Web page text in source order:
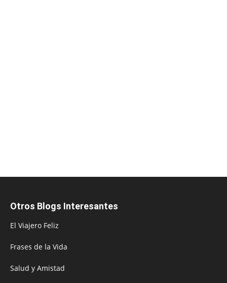
Otros Blogs Interesantes
El Viajero Feliz
Frases de la Vida
Salud y Amistad